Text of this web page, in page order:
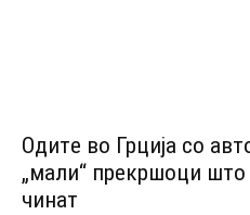
Одитe во Грција со
„мали“ прекршоци
чинат